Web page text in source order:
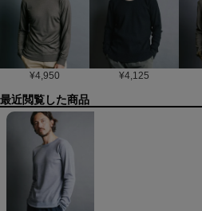
¥4,950 ¥4,125
最近閲覧した商品